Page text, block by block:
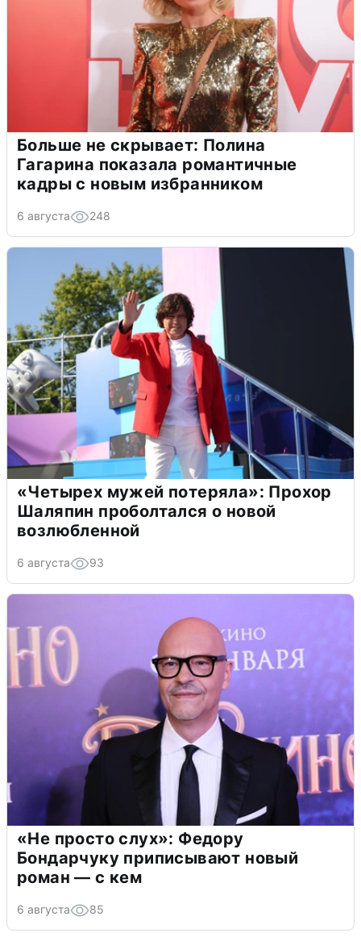
Больше не скрывает: Полина
Гагарина показала романтичные
кадры с новым избранником
6 августа 248
«Четырех мужей потеряла»: Прохор
Шаляпин проболтался о новой
возлюбленной
6 августа 93
«Не просто слух»: Федору
Бондарчуку приписывают новый
роман — с кем
6 августа 85